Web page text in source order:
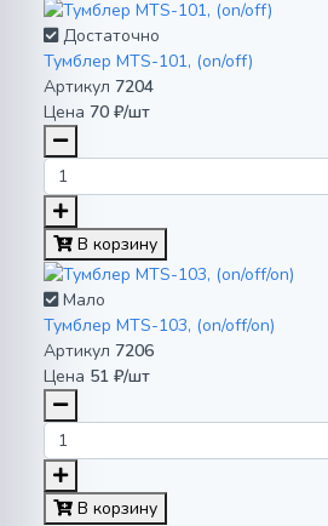
Достаточно
Тумблер MTS-101, (on/off)
Артикул 7204
Цена 70 ₽/шт
В корзину
Мало
Тумблер MTS-103, (on/off/on)
Артикул 7206
Цена 51 ₽/шт
В корзину